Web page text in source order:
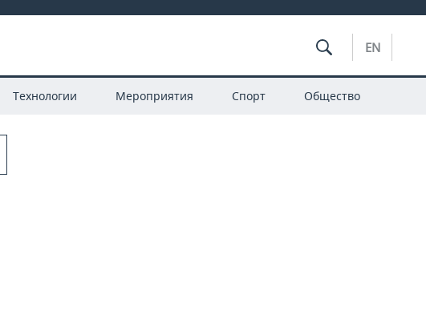
EN
Технологии Мероприятия Спорт Общество